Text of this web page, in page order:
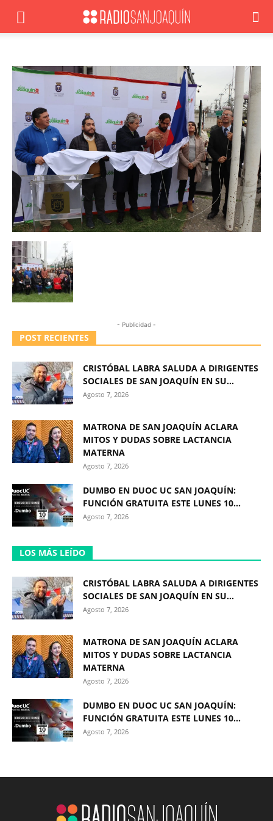
- Publicidad -
POST RECIENTES
CRISTÓBAL LABRA SALUDA A DIRIGENTES
SOCIALES DE SAN JOAQUÍN EN SU...
Agosto 7, 2026
MATRONA DE SAN JOAQUÍN ACLARA
MITOS Y DUDAS SOBRE LACTANCIA
MATERNA
Agosto 7, 2026
DUMBO EN DUOC UC SAN JOAQUÍN:
FUNCIÓN GRATUITA ESTE LUNES 10...
Agosto 7, 2026
LOS MÁS LEÍDO
CRISTÓBAL LABRA SALUDA A DIRIGENTES
SOCIALES DE SAN JOAQUÍN EN SU...
Agosto 7, 2026
MATRONA DE SAN JOAQUÍN ACLARA
MITOS Y DUDAS SOBRE LACTANCIA
MATERNA
Agosto 7, 2026
DUMBO EN DUOC UC SAN JOAQUÍN:
FUNCIÓN GRATUITA ESTE LUNES 10...
Agosto 7, 2026